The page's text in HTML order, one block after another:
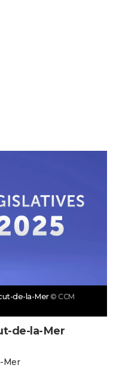
de-la-Mer © CCM
de-la-Mer
Mer